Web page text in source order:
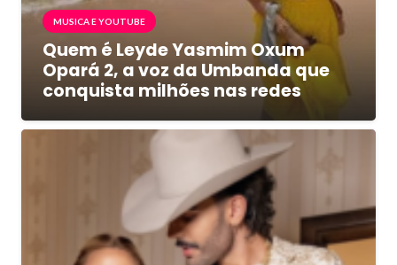
MUSICA E YOUTUBE
Quem é Leyde Yasmim Oxum
Opará 2, a voz da Umbanda que
conquista milhões nas redes